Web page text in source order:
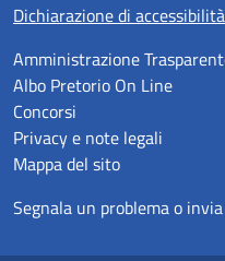
Dichiarazione di accessibilità
Amministrazione
Albo Pretorio On Line
Concorsi
Privacy e note legali
Mappa del sito
Segnala un problema o